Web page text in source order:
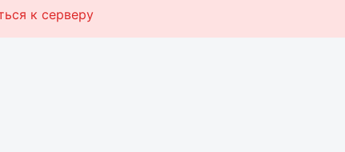
к серверу